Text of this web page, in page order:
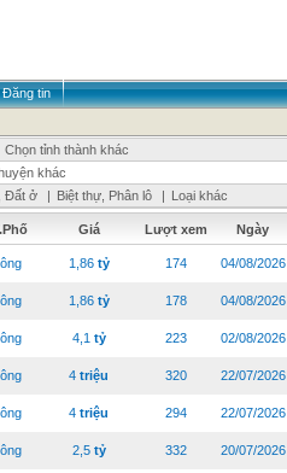
Đăng tin
Chọn tỉnh thành khác
khác
Đất ở | Biệt thự, Phân lô | Loại khác
Giá Lượt xem Ngày
1,86 tỷ 174 04/08/2026
1,86 tỷ 178 04/08/2026
4,1 tỷ 223 02/08/2026
4 triệu 320 22/07/2026
4 triệu 294 22/07/2026
2,5 tỷ 332 20/07/2026